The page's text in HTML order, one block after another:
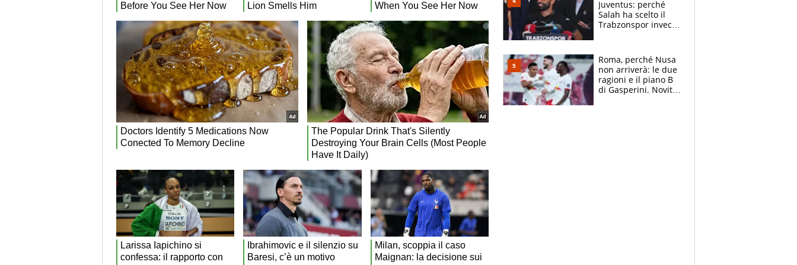
Juventus: perché
Salah ha scelto il
Trabzonspor invece
Roma, perché Nusa
non arriverà: le due
ragioni e il piano B
di Gasperini. Novità